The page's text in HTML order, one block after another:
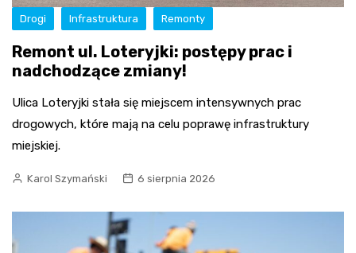
Drogi Infrastruktura Remonty
Remont ul. Loteryjki: postępy prac i
nadchodzące zmiany!
Ulica Loteryjki stała się miejscem intensywnych prac
drogowych, które mają na celu poprawę infrastruktury
miejskiej.
Karol Szymański 6 sierpnia 2026